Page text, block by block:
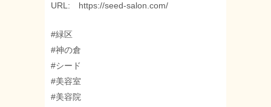
URL: https://seed-salon.com/
#緑区
#神の倉
#シード
#美容室
#美容院